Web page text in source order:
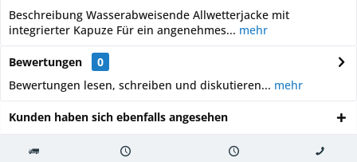
Beschreibung Wasserabweisende Allwetterjacke mit
integrierter Kapuze Für ein angenehmes... mehr
Bewertungen
0
Bewertungen lesen, schreiben und diskutieren... mehr
Kunden haben sich ebenfalls angesehen